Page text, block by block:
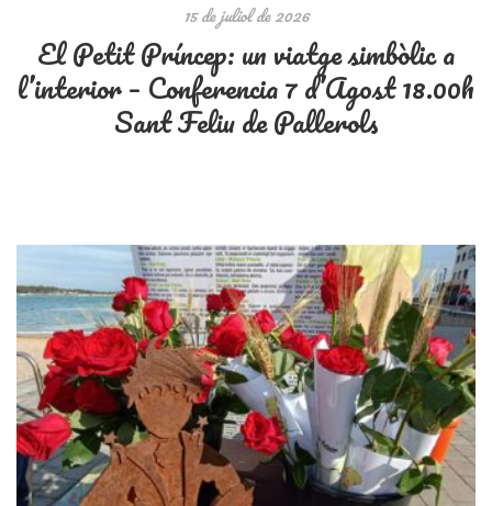
15 de juliol de 2026
El Petit Príncep: un viatge simbòlic a
l’interior – Conferencia 7 d’Agost 18.00h
Sant Feliu de Pallerols